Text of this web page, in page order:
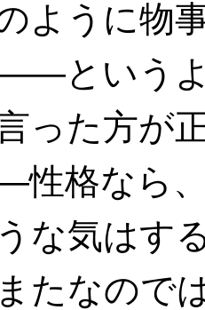
ように物
という
った方が
格なら、
な気はす
たなので